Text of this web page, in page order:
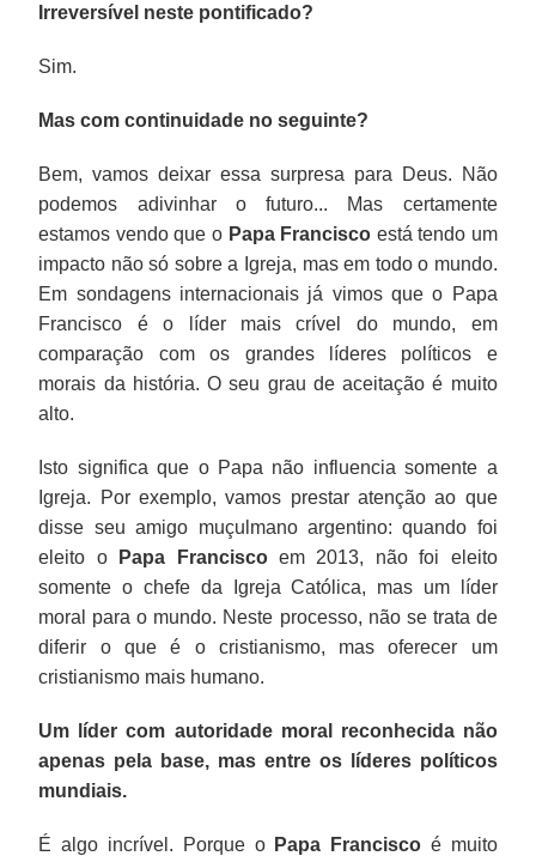
Irreversível neste pontificado?
Sim.
Mas com continuidade no seguinte?
Bem, vamos deixar essa surpresa para Deus. Não
podemos adivinhar o futuro... Mas certamente
estamos vendo que o Papa Francisco está tendo um
impacto não só sobre a Igreja, mas em todo o mundo.
Em sondagens internacionais já vimos que o Papa
Francisco é o líder mais crível do mundo, em
comparação com os grandes líderes políticos e
morais da história. O seu grau de aceitação é muito
alto.
Isto significa que o Papa não influencia somente a
Igreja. Por exemplo, vamos prestar atenção ao que
disse seu amigo muçulmano argentino: quando foi
eleito o
Papa Franciscoem 2013, não foi eleito
somente o chefe da Igreja Católica, mas um líder
moral para o mundo. Neste processo, não se trata de
diferir o que é o cristianismo, mas oferecer um
cristianismo mais humano.
Um líder com autoridade moral reconhecida não
apenas pela base, mas entre os líderes políticos
mundiais.
É algo incrível. Porque o Papa Francisco é muito